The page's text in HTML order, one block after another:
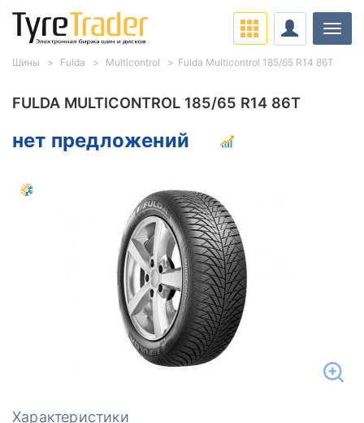
FULDA MULTICONTROL 185/65 R14 86T
нет предложений
Характеристики
Шины Fulda Multicontrol Fulda Multicontrol 185/65 R14 86T